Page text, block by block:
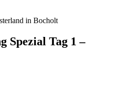
in Bocholt
Spezial Tag 1 –